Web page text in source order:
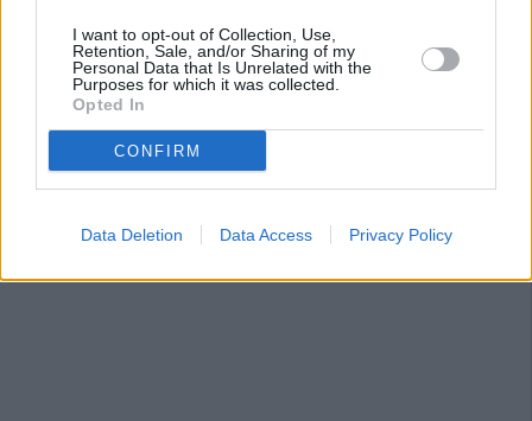
I want to opt-out of Collection, Use,
Retention, Sale, and/or Sharing of my
Personal Data that Is Unrelated with the
Purposes for which it was collected.
Opted In
CONFIRM
Data Deletion Data Access Privacy Policy